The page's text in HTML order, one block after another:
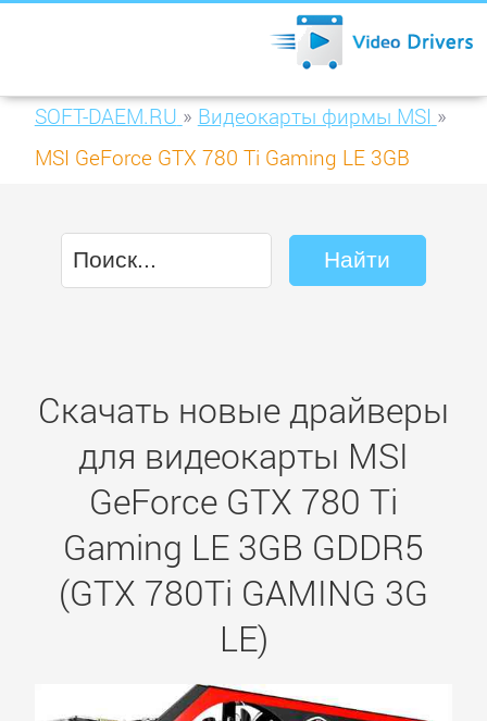
SOFT-DAEM.RU » Видеокарты фирмы MSI »
MSI GeForce GTX 780 Ti Gaming LE 3GB
Скачать новые драйверы
для видеокарты MSI
GeForce GTX 780 Ti
Gaming LE 3GB GDDR5
(GTX 780Ti GAMING 3G
LE)